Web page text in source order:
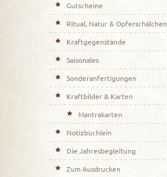
Gutscheine
Ritual, Natur & Opferschälchen
Kraftgegenstände
Saisonales
Sonderanfertigungen
Kraftbilder & Karten
Mantrakarten
Notizbüchlein
Die Jahresbegleitung
Zum Ausdrucken